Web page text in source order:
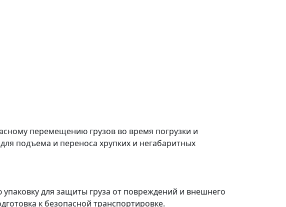
перемещению грузов во время погрузки и
подъема и переноса хрупких и негабаритных
для защиты груза от повреждений и внешнего
к безопасной транспортировке.